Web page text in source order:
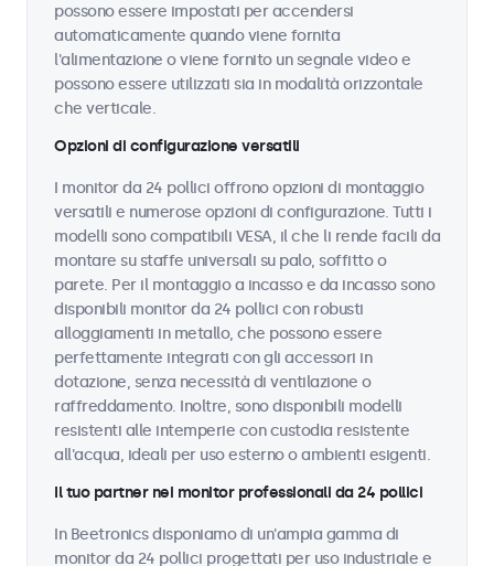
possono essere impostati per accendersi
automaticamente quando viene fornita
l'alimentazione o viene fornito un segnale video e
possono essere utilizzati sia in modalità orizzontale
che verticale.
Opzioni di configurazione versatili
I monitor da 24 pollici offrono opzioni di montaggio
versatili e numerose opzioni di configurazione. Tutti i
modelli sono compatibili VESA, il che li rende facili da
montare su staffe universali su palo, soffitto o
parete. Per il montaggio a incasso e da incasso sono
disponibili monitor da 24 pollici con robusti
alloggiamenti in metallo, che possono essere
perfettamente integrati con gli accessori in
dotazione, senza necessità di ventilazione o
raffreddamento. Inoltre, sono disponibili modelli
resistenti alle intemperie con custodia resistente
all'acqua, ideali per uso esterno o ambienti esigenti.
Il tuo partner nei monitor professionali da 24 pollici
In Beetronics disponiamo di un'ampia gamma di
monitor da 24 pollici progettati per uso industriale e